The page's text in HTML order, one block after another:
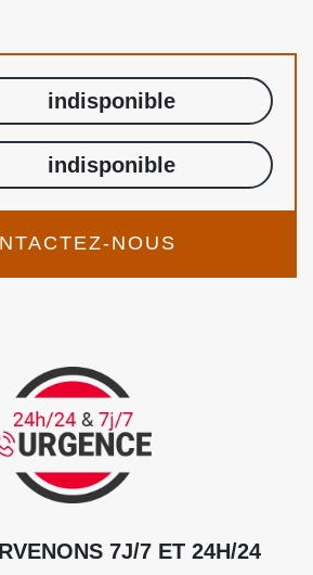
indisponible
indisponible
NOUS
7J/7 ET 24H/24